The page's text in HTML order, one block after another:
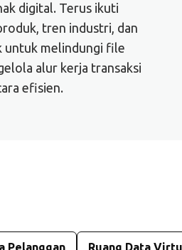
digital. Terus ikuti
tren industri, dan
untuk melindungi file
alur kerja transaksi
efisien.
Pelanggan Ruang Data